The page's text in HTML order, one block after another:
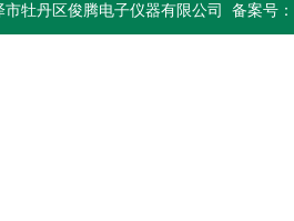
牡丹区俊腾电子仪器有限公司 备案号